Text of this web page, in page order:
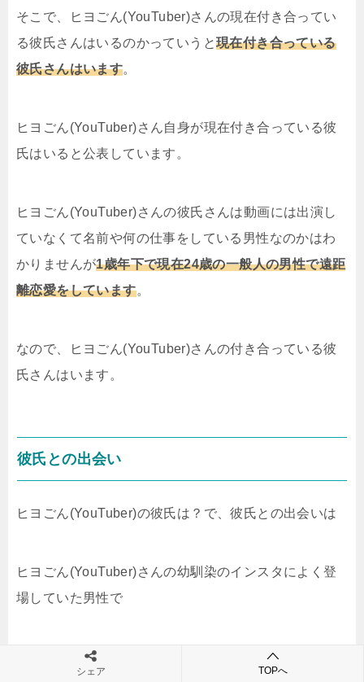
そこで、ヒヨごん(YouTuber)さんの現在付き合ってい
る彼氏さんはいるのかっていうと現在付き合っている
彼氏さんはいます。
ヒヨごん(YouTuber)さん自身が現在付き合っている彼
氏はいると公表しています。
ヒヨごん(YouTuber)さんの彼氏さんは動画には出演し
ていなくて名前や何の仕事をしている男性なのかはわ
かりませんが1歳年下で現在24歳の一般人の男性で遠距
離恋愛をしています。
なので、ヒヨごん(YouTuber)さんの付き合っている彼
氏さんはいます。
彼氏との出会い
ヒヨごん(YouTuber)の彼氏は？で、彼氏との出会いは
ヒヨごん(YouTuber)さんの幼馴染のインスタによく登
場していた男性で
ヒヨごん(YouTuber)さんと幼馴染の子が遊んでいる時
シェア TOPへ